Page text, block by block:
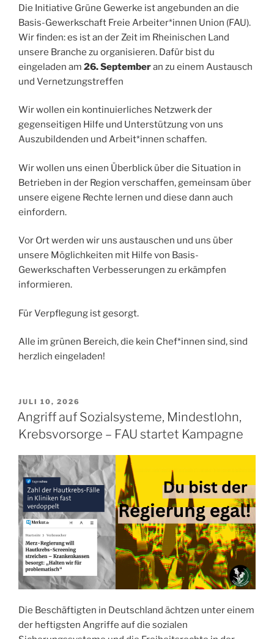
Die Initiative Grüne Gewerke ist angebunden an die
Basis-Gewerkschaft Freie Arbeiter*innen Union (FAU).
Wir finden: es ist an der Zeit im Rheinischen Land
unsere Branche zu organisieren. Dafür bist du
eingeladen am 26. Septemberan zu einem Austausch
und Vernetzungstreffen
Wir wollen ein kontinuierliches Netzwerk der
gegenseitigen Hilfe und Unterstützung von uns
Auszubildenden und Arbeit*innen schaffen.
Wir wollen uns einen Überblick über die Situation in
Betrieben in der Region verschaffen, gemeinsam über
unsere eigene Rechte lernen und diese dann auch
einfordern.
Vor Ort werden wir uns austauschen und uns über
unsere Möglichkeiten mit Hilfe von Basis-
Gewerkschaften Verbesserungen zu erkämpfen
informieren.
Für Verpflegung ist gesorgt.
Alle im grünen Bereich, die kein Chef*innen sind, sind
herzlich eingeladen!
VERÖFFENTLICHT
AM
JULI 10, 2026
Angriff auf Sozialsysteme, Mindestlohn,
Krebsvorsorge – FAU startet Kampagne
Die Beschäftigten in Deutschland ächtzen unter einem
der heftigsten Angriffe auf die sozialen